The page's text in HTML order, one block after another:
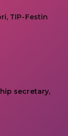
TIP-Festin
secretary,